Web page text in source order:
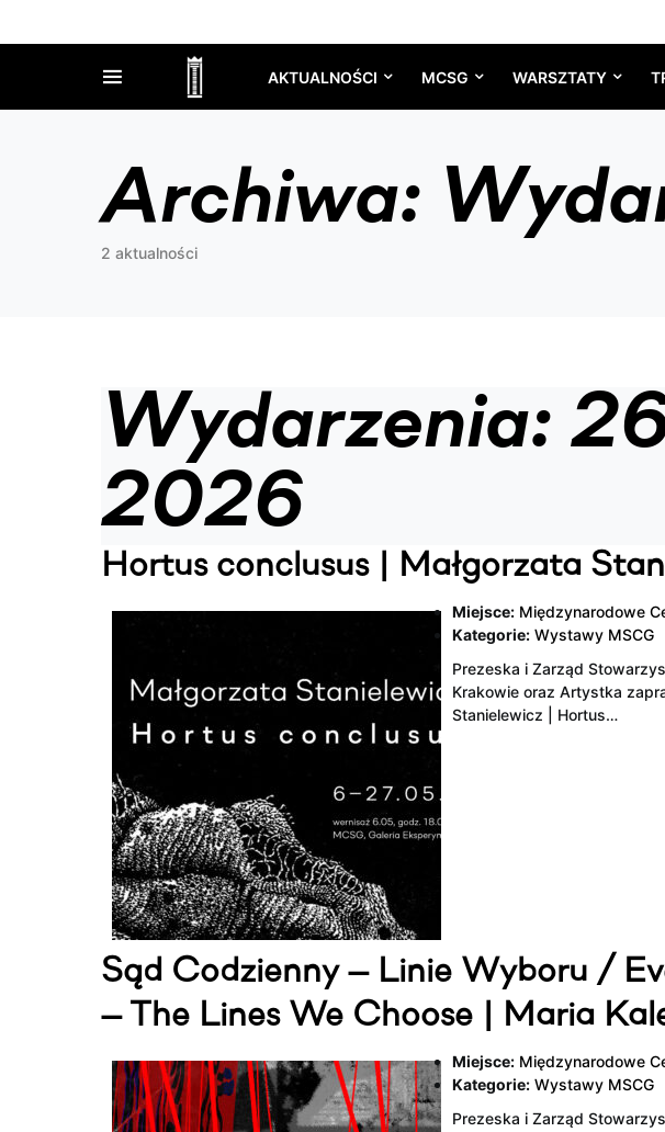
AKTUALNOŚCI MCSG WARSZTATY
Archiwa:
2 aktualności
Wydarzenia:
2026
Hortus conclusus | Małgorzata
Miejsce: Międzynarodowe
Kategorie: Wystawy MSCG
Prezeska i Zarząd
Krakowie oraz Artystka
Stanielewicz | Hortus…
Sąd Codzienny — Linie Wyboru /
— The Lines We Choose | Maria
Miejsce: Międzynarodowe
Kategorie: Wystawy MSCG
Prezeska i Zarząd